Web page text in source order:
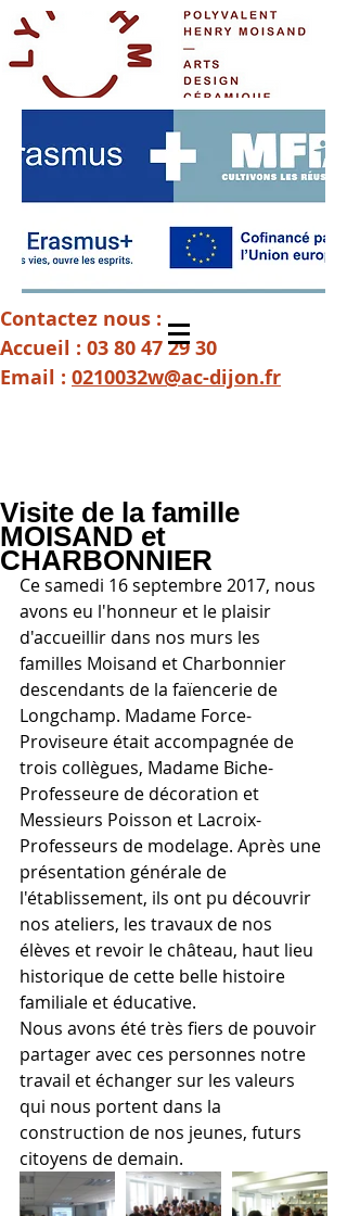
Contactez nous :
Accueil : 03 80 47 29 30
Email : 0210032w@ac-dijon.fr
Visite de la famille
MOISAND et
CHARBONNIER
Ce samedi 16 septembre 2017, nous
avons eu l'honneur et le plaisir
d'accueillir dans nos murs les
familles Moisand et Charbonnier
descendants de la faïencerie de
Longchamp. Madame Force-
Proviseure était accompagnée de
trois collègues, Madame Biche-
Professeure de décoration et
Messieurs Poisson et Lacroix-
Professeurs de modelage. Après une
présentation générale de
l'établissement, ils ont pu découvrir
nos ateliers, les travaux de nos
élèves et revoir le château, haut lieu
historique de cette belle histoire
familiale et éducative.
Nous avons été très fiers de pouvoir
partager avec ces personnes notre
travail et échanger sur les valeurs
qui nous portent dans la
construction de nos jeunes, futurs
citoyens de demain.